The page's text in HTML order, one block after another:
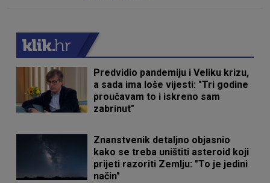
Predvidio pandemiju i Veliku krizu,
a sada ima loše vijesti: "Tri godine
proučavam to i iskreno sam
zabrinut"
Znanstvenik detaljno objasnio
kako se treba uništiti asteroid koji
prijeti razoriti Zemlju: "To je jedini
način"